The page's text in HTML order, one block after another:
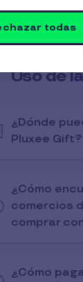
Uso de
¿Dónde
Pluxee Gift?
¿Cómo
comercios
comprar
¿Cómo
todas